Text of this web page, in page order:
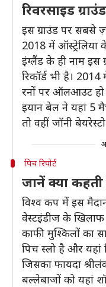
रिवरसाइड
इस ग्राउंड पर सबसे
2018 में ऑस्ट्रेलिया
इंग्लैंड के ही नाम इस
रिकॉर्ड भी है।
रनों पर ऑलआउट हो
इयान बेल ने यहां 5
तो वहीं जॉनी
पिच रिपोर्ट
जानें क्या कहती
विश्व कप में इस
वेस्टइंडीज के
काफी मुश्किलों का
पिच स्लो है और यहां
जिसका फायदा
बल्लेबाजों को यहां